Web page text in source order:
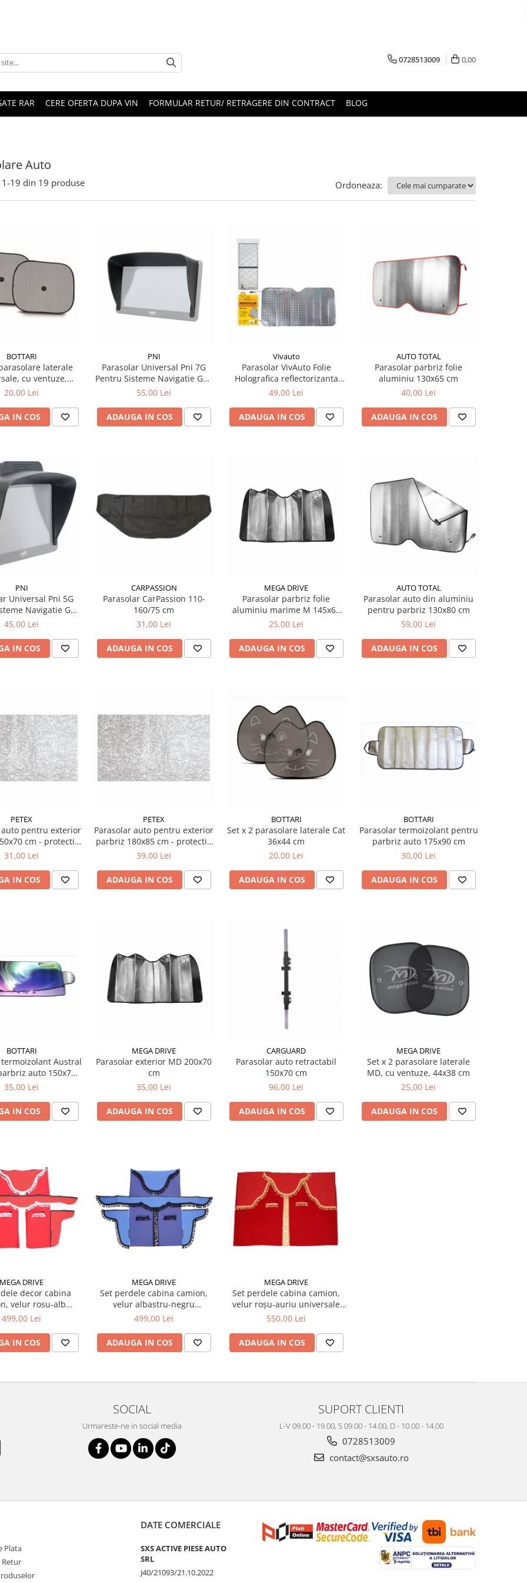
0728513009 0,00
RAR CERE OFERTA DUPA VIN FORMULAR RETUR/ RETRAGERE DIN CONTRACT BLOG
Auto
1-19 din 19 produse Ordoneaza:
BOTTARI
laterale
cu ventuze,
44x36cm, gri
20,00 Lei
IN COS
PNI
Parasolar Universal Pni 7G
Pentru Sisteme Navigatie Gps
Cu Ecran De 7 Inch
55,00 Lei
ADAUGA IN COS
Vivauto
Parasolar VivAuto Folie
Holografica reflectorizanta
140x70 cm
49,00 Lei
ADAUGA IN COS
AUTO TOTAL
Parasolar parbriz folie
aluminiu 130x65 cm
40,00 Lei
ADAUGA IN COS
PNI
Universal Pni 5G
Navigatie Gps
De 5 Inch
45,00 Lei
IN COS
CARPASSION
Parasolar CarPassion 110-
160/75 cm
31,00 Lei
ADAUGA IN COS
MEGA DRIVE
Parasolar parbriz folie
aluminiu marime M 145x60
cm
25,00 Lei
ADAUGA IN COS
AUTO TOTAL
Parasolar auto din aluminiu
pentru parbriz 130x80 cm
59,00 Lei
ADAUGA IN COS
PETEX
auto pentru exterior
cm - protectie
vara si iarna
31,00 Lei
IN COS
PETEX
Parasolar auto pentru exterior
parbriz 180x85 cm - protectie
stergatoare vara si iarna
39,00 Lei
ADAUGA IN COS
BOTTARI
Set x 2 parasolare laterale Cat
36x44 cm
20,00 Lei
ADAUGA IN COS
BOTTARI
Parasolar termoizolant pentru
parbriz auto 175x90 cm
30,00 Lei
ADAUGA IN COS
BOTTARI
termoizolant Austral
auto 150x70
cm
35,00 Lei
IN COS
MEGA DRIVE
Parasolar exterior MD 200x70
cm
35,00 Lei
ADAUGA IN COS
CARGUARD
Parasolar auto retractabil
150x70 cm
96,00 Lei
ADAUGA IN COS
MEGA DRIVE
Set x 2 parasolare laterale
MD, cu ventuze, 44x38 cm
25,00 Lei
ADAUGA IN COS
MEGA DRIVE
decor cabina
velur rosu-alb
Mega Drive
499,00 Lei
IN COS
MEGA DRIVE
Set perdele cabina camion,
velur albastru-negru
universale Mega Drive
499,00 Lei
ADAUGA IN COS
MEGA DRIVE
Set perdele cabina camion,
velur roșu-auriu universale
Mega Drive
550,00 Lei
ADAUGA IN COS
SOCIAL
Urmareste-ne in social media
SUPORT CLIENTI
L-V 09.00 - 19.00, S 09.00 - 14.00, D - 10.00 - 14.00
0728513009
contact@sxsauto.ro
Plata
Retur
DATE COMERCIALE
SXS ACTIVE PIESE AUTO
SRL
J40/21093/21.10.2022